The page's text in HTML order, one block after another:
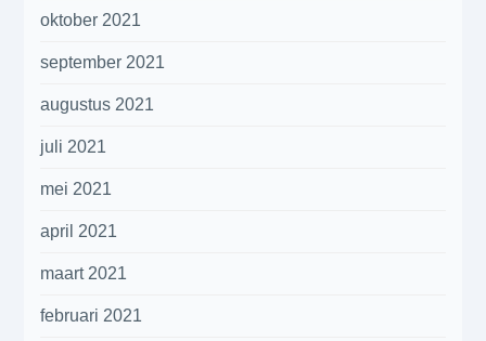
oktober 2021
september 2021
augustus 2021
juli 2021
mei 2021
april 2021
maart 2021
februari 2021